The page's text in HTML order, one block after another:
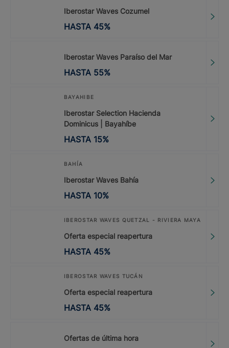
Iberostar Waves Cozumel
HASTA 45%
Iberostar Waves Paraíso del Mar
HASTA 55%
BAYAHIBE
Iberostar Selection Hacienda
Dominicus | Bayahíbe
HASTA 15%
BAHÍA
Iberostar Waves Bahía
HASTA 10%
IBEROSTAR WAVES QUETZAL - RIVIERA MAYA
Oferta especial reapertura
HASTA 45%
IBEROSTAR WAVES TUCÁN
Oferta especial reapertura
HASTA 45%
Ofertas de última hora